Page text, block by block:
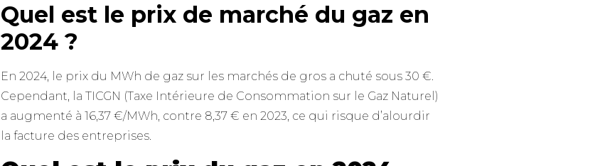
Quel est le prix de marché du gaz en
2024 ?
En 2024, le prix du MWh de gaz sur les marchés de gros a chuté sous 30 €.
Cependant, la TICGN (Taxe Intérieure de Consommation sur le Gaz Naturel)
a augmenté à 16,37 €/MWh, contre 8,37 € en 2023, ce qui risque d’alourdir
la facture des entreprises.